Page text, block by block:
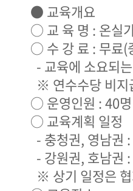
● 교육개요
○ 교 육 명 : 온실
○ 수 강 료 : 무료(
- 교육에 소요되
※ 연수수당 비지
○ 운영인원 : 40
○ 교육계획 일정
- 충청권, 영남권
- 강원권, 호남권
※ 상기 일정은